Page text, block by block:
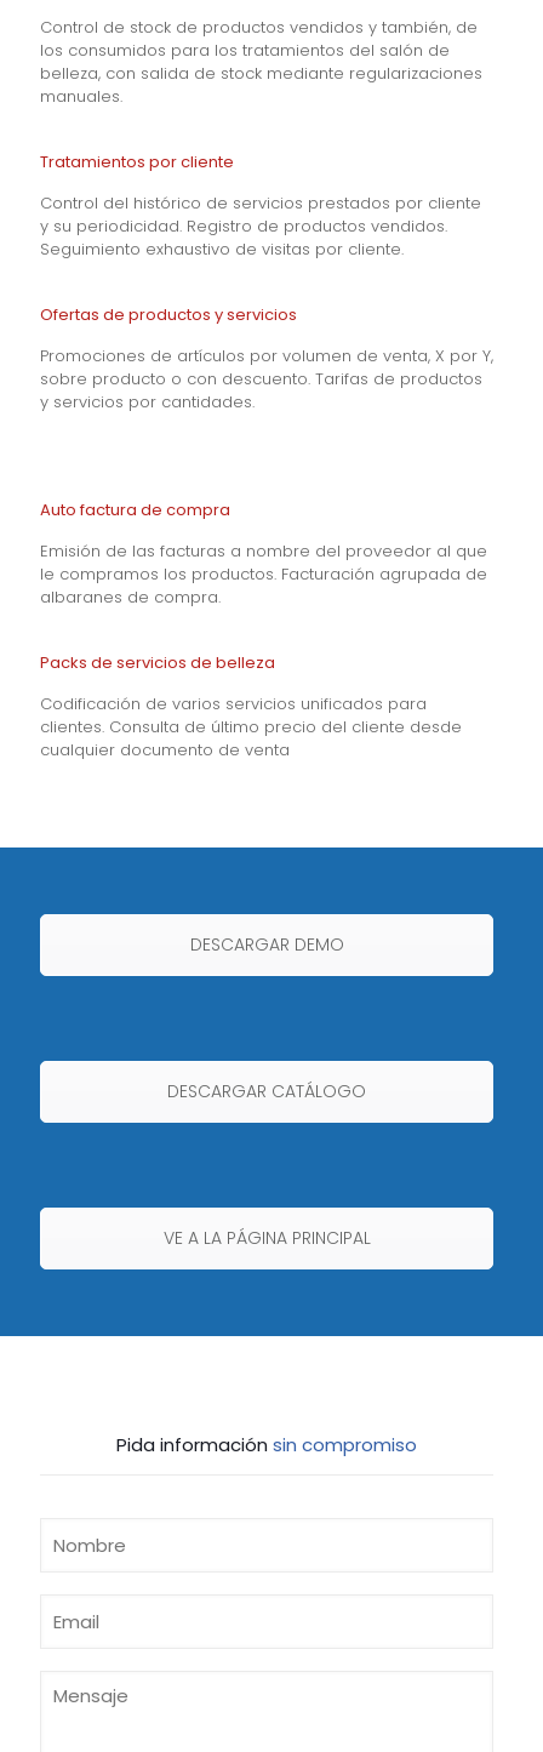
Control de stock de productos vendidos y también, de
los consumidos para los tratamientos del salón de
belleza, con salida de stock mediante regularizaciones
manuales.
Tratamientos por cliente
Control del histórico de servicios prestados por cliente
y su periodicidad. Registro de productos vendidos.
Seguimiento exhaustivo de visitas por cliente.
Ofertas de productos y servicios
Promociones de artículos por volumen de venta, X por Y,
sobre producto o con descuento. Tarifas de productos
y servicios por cantidades.
Auto factura de compra
Emisión de las facturas a nombre del proveedor al que
le compramos los productos. Facturación agrupada de
albaranes de compra.
Packs de servicios de belleza
Codificación de varios servicios unificados para
clientes. Consulta de último precio del cliente desde
cualquier documento de venta
DESCARGAR DEMO
DESCARGAR CATÁLOGO
VE A LA PÁGINA PRINCIPAL
Pida informaciónsin compromiso